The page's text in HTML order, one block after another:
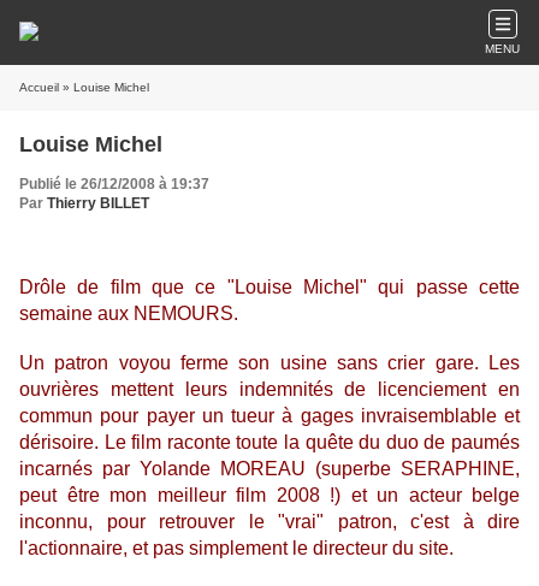
MENU
Accueil » Louise Michel
Louise Michel
Publié le 26/12/2008 à 19:37
Par Thierry BILLET
Drôle de film que ce "Louise Michel" qui passe cette
semaine aux NEMOURS.
Un patron voyou ferme son usine sans crier gare. Les
ouvrières mettent leurs indemnités de licenciement en
commun pour payer un tueur à gages invraisemblable et
dérisoire. Le film raconte toute la quête du duo de paumés
incarnés par Yolande MOREAU (superbe SERAPHINE,
peut être mon meilleur film 2008 !) et un acteur belge
inconnu, pour retrouver le "vrai" patron, c'est à dire
l'actionnaire, et pas simplement le directeur du site.